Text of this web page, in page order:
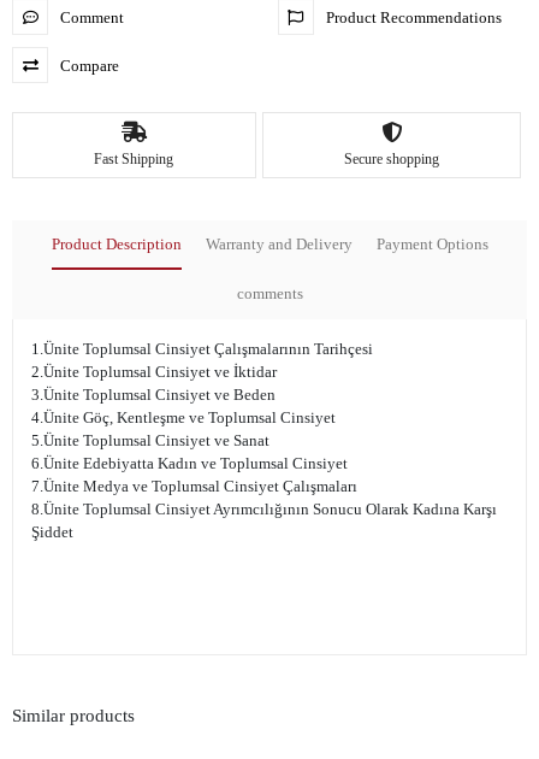
Comment
Compare
Product Recommendations
Fast Shipping Secure shopping
Product Description Warranty and Delivery Payment Options
comments
1.Ünite Toplumsal Cinsiyet Çalışmalarının Tarihçesi
2.Ünite Toplumsal Cinsiyet ve İktidar
3.Ünite Toplumsal Cinsiyet ve Beden
4.Ünite Göç, Kentleşme ve Toplumsal Cinsiyet
5.Ünite Toplumsal Cinsiyet ve Sanat
6.Ünite Edebiyatta Kadın ve Toplumsal Cinsiyet
7.Ünite Medya ve Toplumsal Cinsiyet Çalışmaları
8.Ünite Toplumsal Cinsiyet Ayrımcılığının Sonucu Olarak Kadına Karşı
Şiddet
Similar products